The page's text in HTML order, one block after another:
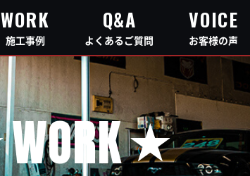
WORK
施工事例
Q&A
よくあるご質問
VOICE
お客様の声
WORK